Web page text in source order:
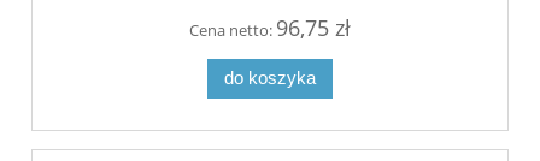
Cena netto: 96,75 zł
do koszyka